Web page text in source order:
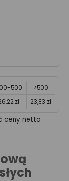
500
>500
zł 23,83 zł
ceny netto